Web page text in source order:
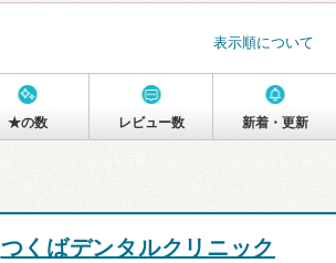
表示順について
★の数 レビュー数 新着・更新
つくばデンタルクリニック